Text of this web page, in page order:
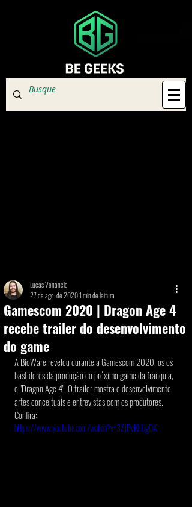
Gamescom 2020 | Dragon Age 4
recebe trailer do desenvolvimento
do game
Lucas Venancio
27 de ago. de 20201 min de leitura
A BioWare revelou durante a Gamescom 2020, os os
bastidores da produção do próximo game da franquia,
o "Dragon Age 4". O trailer mostra o desenvolvimento,
artes conceituais e entrevistas com os produtores.
Confira:
https://www.youtube.com/watch?v=3ZJPvKbUgOA